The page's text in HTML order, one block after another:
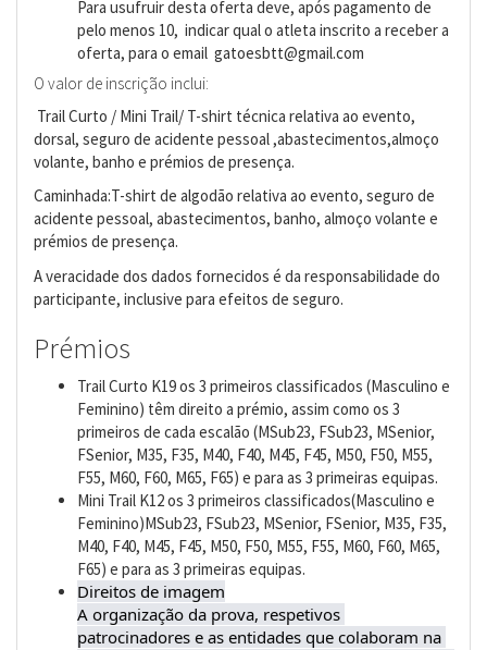
Para usufruir desta oferta deve, após pagamento de
pelo menos 10, indicar qual o atleta inscrito a receber a
oferta, para o email gatoesbtt@gmail.com
O valor de inscrição inclui:
Trail Curto / Mini Trail/ T-shirt técnica relativa ao evento,
dorsal, seguro de acidente pessoal ,abastecimentos,almoço
volante, banho e prémios de presença.
Caminhada:T-shirt de algodão relativa ao evento, seguro de
acidente pessoal, abastecimentos, banho, almoço volante e
prémios de presença.
A veracidade dos dados fornecidos é da responsabilidade do
participante, inclusive para efeitos de seguro.
Prémios
Trail Curto K19 os 3 primeiros classificados (Masculino e
Feminino) têm direito a prémio, assim como os 3
primeiros de cada escalão (MSub23, FSub23, MSenior,
FSenior, M35, F35, M40, F40, M45, F45, M50, F50, M55,
F55, M60, F60, M65, F65) e para as 3 primeiras equipas.
Mini Trail K12 os 3 primeiros classificados(Masculino e
Feminino)MSub23, FSub23, MSenior, FSenior, M35, F35,
M40, F40, M45, F45, M50, F50, M55, F55, M60, F60, M65,
F65) e para as 3 primeiras equipas.
Direitos de imagem
A organização da prova, respetivos
patrocinadores e as entidades que colaboram na